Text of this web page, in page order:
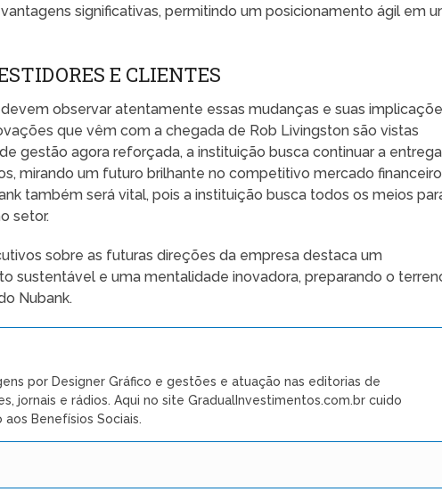
significativas, permitindo um posicionamento ágil em
E CLIENTES
observar atentamente essas mudanças e suas
que vêm com a chegada de Rob Livingston são vistas
gestão agora reforçada, a instituição busca continuar a entrega
mirando um futuro brilhante no competitivo mercado
também será vital, pois a instituição busca todos os meios
setor.
sobre as futuras direções da empresa destaca um
sustentável e uma mentalidade inovadora, preparando o
Nubank.
por Designer Gráfico e gestões e atuação nas editorias de
jornais e rádios. Aqui no site GradualInvestimentos.com.br cuido
Benefísios Sociais.